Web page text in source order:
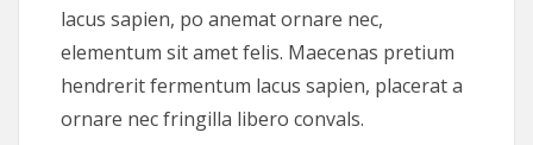
lacus sapien, po anemat ornare nec,
elementum sit amet felis. Maecenas pretium
hendrerit fermentum lacus sapien, placerat a
ornare nec fringilla libero convals.